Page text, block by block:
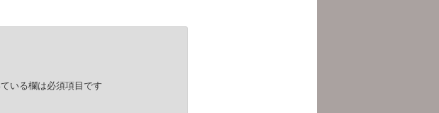
いる欄は必須項目です